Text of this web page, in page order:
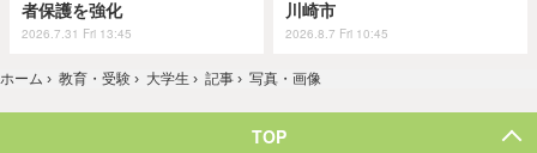
者保護を強化
2026.7.31 Fri 13:45
川崎市
2026.8.7 Fri 10:45
ホーム › 教育・受験 › 大学生 › 記事 › 写真・画像
TOP